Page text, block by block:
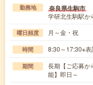
勤務地 奈良県生駒市
学研北生駒駅か
曜日頻度 月～金・祝
時間 8:30～17:30※表
期間
長期【ご応募か
能】即日～